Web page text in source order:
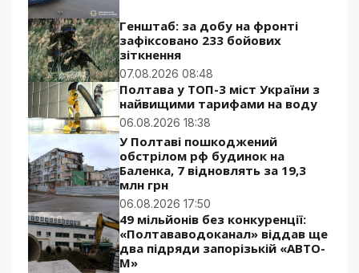
Генштаб: за добу на фронті
зафіксовано 233 бойових
зіткнення
07.08.2026 08:48
Полтава у ТОП-3 міст України з
найвищими тарифами на воду
06.08.2026 18:38
У Полтаві пошкоджений
обстрілом рф будинок на
Баленка, 7 відновлять за 19,3
млн грн
06.08.2026 17:50
49 мільйонів без конкуренції:
«Полтававодоканал» віддав ще
два підряди запорізькій «АВТО-
М»